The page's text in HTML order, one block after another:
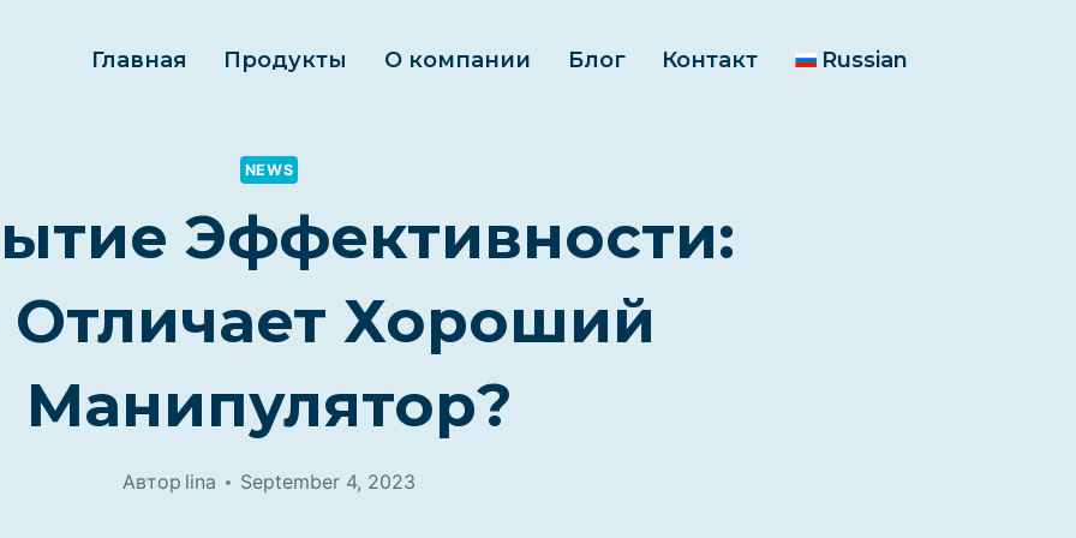
Главная Продукты О компании Блог Контакт Russian
NEWS
Эффективности:
Отличает Хороший
Манипулятор?
Автор lina September 4, 2023